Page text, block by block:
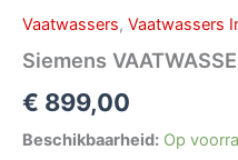
Vaatwassers, Vaatwassers
Siemens
€ 899,00
Beschikbaarheid: Op